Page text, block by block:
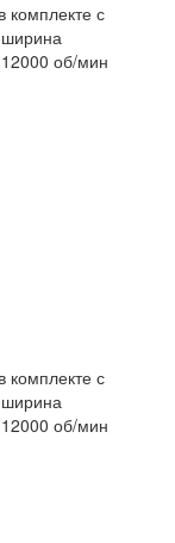
комплекте с
об/мин
комплекте с
об/мин